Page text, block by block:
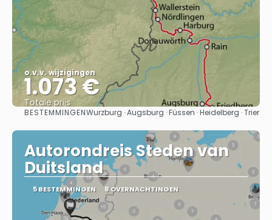
o.v.v. wijzigingen
1.073 €
Totale prijs
Bekijk
BESTEMMINGENWurzburg · Augsburg · Füssen · Heidelberg · Trier
Autorondreis Steden van
Duitsland
5 BESTEMMINGEN 8 OVERNACHTINGEN